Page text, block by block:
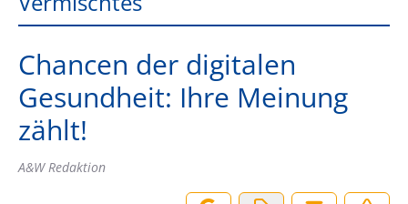
Chancen der digitalen
Gesundheit: Ihre Meinung
zählt!
A&W Redaktion